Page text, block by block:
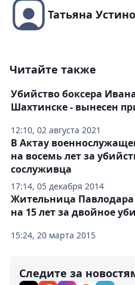
Татьяна
Читайте также
12:10, 02 августа 2021
Убийство боксера
Шахтинске - вынесен
17:14, 05 декабря 2014
В Актау
на восемь лет за
сослуживца
15:24, 20 марта 2015
Жительница
на 15 лет за двойное
Следите за